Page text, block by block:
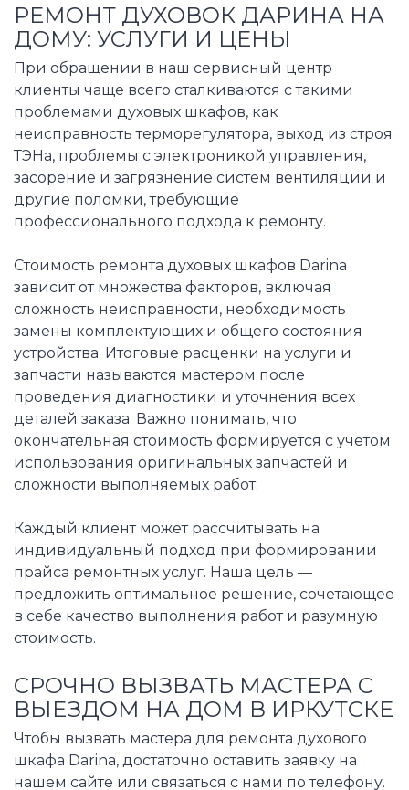
РЕМОНТ ДУХОВОК ДАРИНА НА
ДОМУ: УСЛУГИ И ЦЕНЫ
При обращении в наш сервисный центр
клиенты чаще всего сталкиваются с такими
проблемами духовых шкафов, как
неисправность терморегулятора, выход из строя
ТЭНа, проблемы с электроникой управления,
засорение и загрязнение систем вентиляции и
другие поломки, требующие
профессионального подхода к ремонту.
Стоимость ремонта духовых шкафов Darina
зависит от множества факторов, включая
сложность неисправности, необходимость
замены комплектующих и общего состояния
устройства. Итоговые расценки на услуги и
запчасти называются мастером после
проведения диагностики и уточнения всех
деталей заказа. Важно понимать, что
окончательная стоимость формируется с учетом
использования оригинальных запчастей и
сложности выполняемых работ.
Каждый клиент может рассчитывать на
индивидуальный подход при формировании
прайса ремонтных услуг. Наша цель —
предложить оптимальное решение, сочетающее
в себе качество выполнения работ и разумную
стоимость.
СРОЧНО ВЫЗВАТЬ МАСТЕРА С
ВЫЕЗДОМ НА ДОМ В ИРКУТСКЕ
Чтобы вызвать мастера для ремонта духового
шкафа Darina, достаточно оставить заявку на
нашем сайте или связаться с нами по телефону.